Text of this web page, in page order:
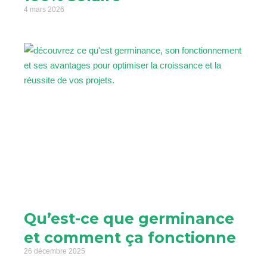
4 mars 2026
Qu’est-ce que germinance
et comment ça fonctionne
26 décembre 2025